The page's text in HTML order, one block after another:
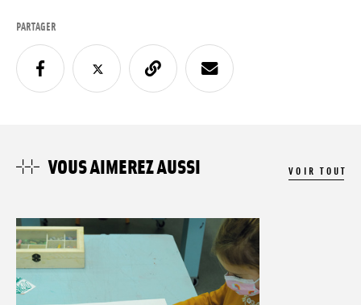
PARTAGER
VOUS AIMEREZ AUSSI VOIR TOUT